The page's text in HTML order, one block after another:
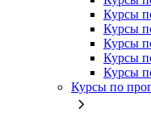
Курсы
Курсы
Курсы
Курсы
Курсы
Курсы по